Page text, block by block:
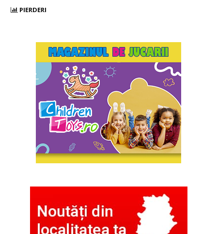
PIERDERI